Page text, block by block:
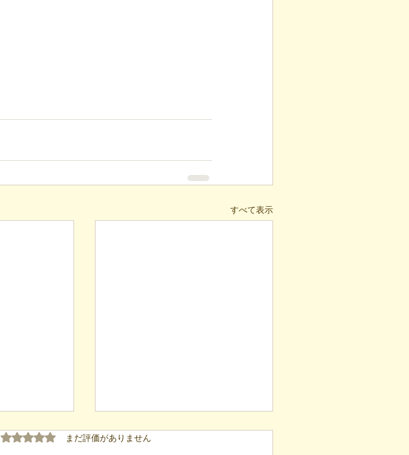
すべて表示
5つ星のうち0と評価されています。
まだ評価がありません